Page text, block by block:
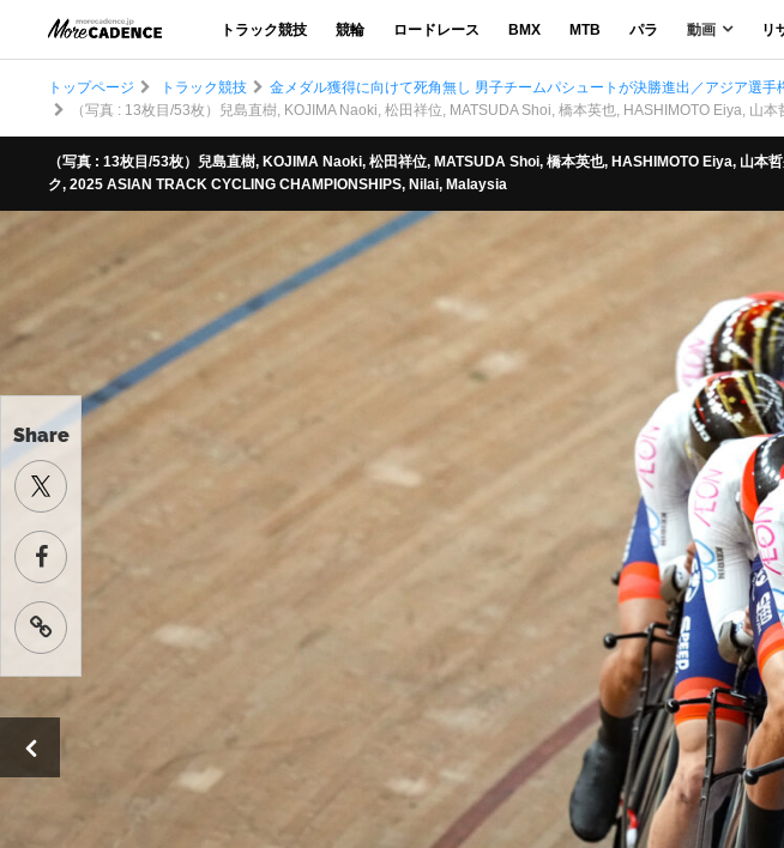
トラック競技 競輪 ロードレース BMX MTB パラ 動画 リ
Share
トップページ トラック競技 金メダル獲得に向けて死角無し 男子チームパシュートが決勝進出／アジア選手
（写真 : 13枚目/53枚）兒島直樹, KOJIMA Naoki, 松田祥位, MATSUDA Shoi, 橋本英也, HASHIMOTO Eiya,
（写真 : 13枚目/53枚）兒島直樹, KOJIMA Naoki, 松田祥位, MATSUDA Shoi, 橋本英也, HASHIMOTO Eiya, 山
ク, 2025 ASIAN TRACK CYCLING CHAMPIONSHIPS, Nilai, Malaysia